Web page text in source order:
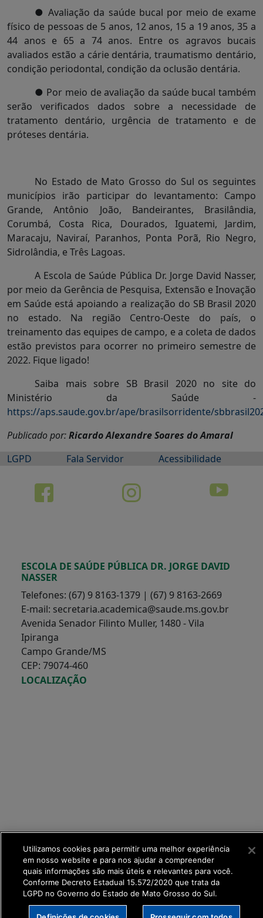
● Avaliação da saúde bucal por meio de exame
físico de pessoas de 5 anos, 12 anos, 15 a 19 anos, 35 a
44 anos e 65 a 74 anos. Entre os agravos bucais
avaliados estão a cárie dentária, traumatismo dentário,
condição periodontal, condição da oclusão dentária.
● Por meio de avaliação da saúde bucal também
serão verificados dados sobre a necessidade de
tratamento dentário, urgência de tratamento e de
próteses dentária.
No Estado de Mato Grosso do Sul os seguintes
municípios irão participar do levantamento: Campo
Grande, Antônio João, Bandeirantes, Brasilândia,
Corumbá, Costa Rica, Dourados, Iguatemi, Jardim,
Maracaju, Naviraí, Paranhos, Ponta Porã, Rio Negro,
Sidrolândia, e Três Lagoas.
A Escola de Saúde Pública Dr. Jorge David Nasser,
por meio da Gerência de Pesquisa, Extensão e Inovação
em Saúde está apoiando a realização do SB Brasil 2020
no estado. Na região Centro-Oeste do país, o
treinamento das equipes de campo, e a coleta de dados
estão previstos para ocorrer no primeiro semestre de
2022. Fique ligado!
Saiba mais sobre SB Brasil 2020 no site do
Ministério da Saúde -
https://aps.saude.gov.br/ape/brasilsorridente/
Publicado por:Ricardo Alexandre Soares do Amaral
LGPD
Fala Servidor Acessibilidade
ESCOLA DE SAÚDE PÚBLICA DR. JORGE DAVID
NASSER
Telefones: (67) 9 8163-1379 | (67) 9 8163-2669
E-mail: secretaria.academica@saude.ms.gov.br
Avenida Senador Filinto Muller, 1480 - Vila
Ipiranga
Campo Grande/MS
CEP: 79074-460
LOCALIZAÇÃO
SETDIG | Secretaria-
Executiva de
Transformação Digital
Utilizamos cookies para permitir uma melhor experiência
em nosso website e para nos ajudar a compreender
quais informações são mais úteis e relevantes para você.
Conforme Decreto Estadual 15.572/2020 que trata da
LGPD no Governo do Estado de Mato Grosso do Sul.